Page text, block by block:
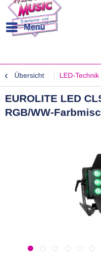
Menü
Übersicht LED-Technik
EUROLITE LED
RGB/WW-